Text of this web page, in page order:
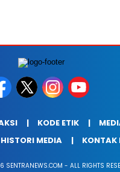
KODE ETIK
HISTORI MEDIA KONTAK
SENTRANEWS.COM - ALL RIGHTS